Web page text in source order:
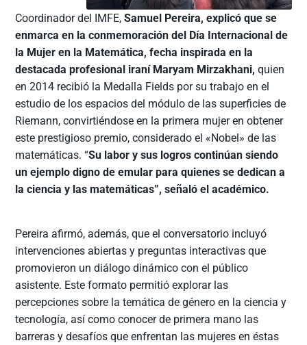
Coordinador del IMFE,Samuel Pereira, explicó que se
enmarca en la conmemoración del Día Internacional de
la Mujer en la Matemática, fecha inspirada en la
destacada profesional iraní Maryam Mirzakhani, quien
en 2014 recibió la Medalla Fields por su trabajo en el
estudio de los espacios del módulo de las superficies de
Riemann, convirtiéndose en la primera mujer en obtener
este prestigioso premio, considerado el «Nobel» de las
matemáticas. “Su labor y sus logros continúan siendo
un ejemplo digno de emular para quienes se dedican a
la ciencia y las matemáticas”, señaló el académico.
Pereira afirmó, además, que el conversatorio incluyó
intervenciones abiertas y preguntas interactivas que
promovieron un diálogo dinámico con el público
asistente. Este formato permitió explorar las
percepciones sobre la temática de género en la ciencia y
tecnología, así como conocer de primera mano las
barreras y desafíos que enfrentan las mujeres en éstas